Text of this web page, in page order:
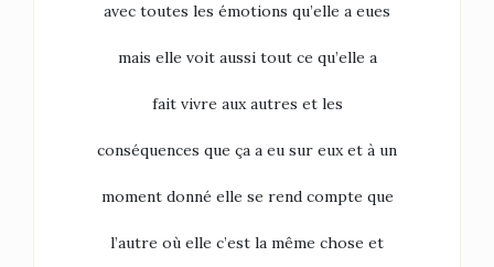
avec toutes les émotions qu’elle a eues
mais elle voit aussi tout ce qu’elle a
fait vivre aux autres et les
conséquences que ça a eu sur eux et à un
moment donné elle se rend compte que
l’autre où elle c’est la même chose et